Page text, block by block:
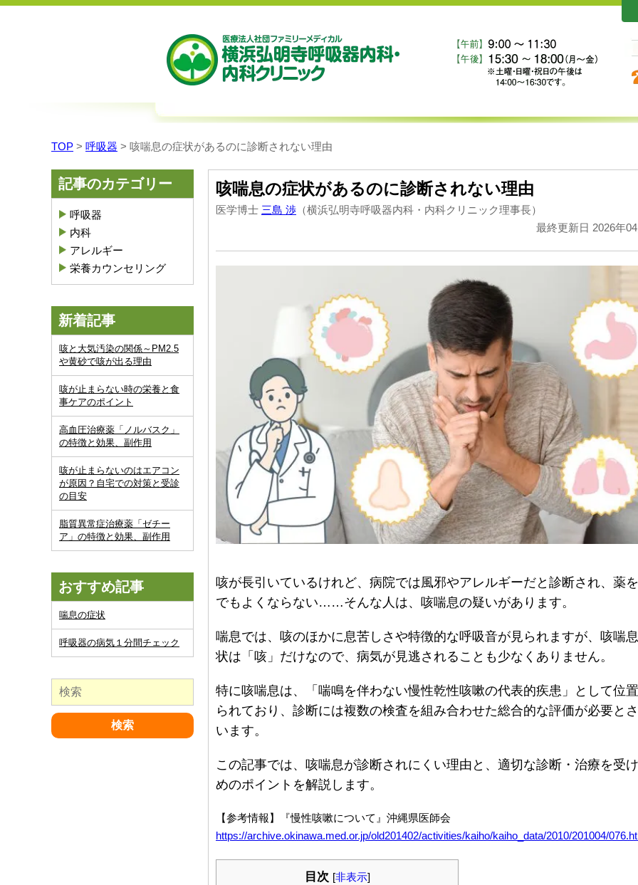
TOP > 呼吸器 > 咳喘息の症状があるのに診断されない理由
咳喘息の症状があるのに診断されない理由
医学博士 三島 渉 （横浜弘明寺呼吸器内科・内科クリニック理事長）
最終更新日 2026年
咳が長引いているけれど、病院では風邪やアレルギーだと診断され、薬
でもよくならない……そんな人は、咳喘息の疑いがあります。
喘息では、咳のほかに息苦しさや特徴的な呼吸音が見られますが、咳喘
状は「咳」だけなので、病気が見逃されることも少なくありません。
特に咳喘息は、「喘鳴を伴わない慢性乾性咳嗽の代表的疾患」として位
られており、診断には複数の検査を組み合わせた総合的な評価が必要と
います。
この記事では、咳喘息が診断されにくい理由と、適切な診断・治療を受
めのポイントを解説します。
【参考情報】『慢性咳嗽について』沖縄県医師会
https://archive.okinawa.med.or.jp/old201402/activities/kaiho/kaiho_data/2010/201004/
目次 [非表示]
記事のカテゴリー
呼吸器
内科
アレルギー
栄養カウンセリング
新着記事
咳と大気汚染の関係～PM2.5
や黄砂で咳が出る理由
咳が止まらない時の栄養と食
事ケアのポイント
高血圧治療薬「ノルバスク」
の特徴と効果、副作用
咳が止まらないのはエアコン
が原因？自宅での対策と受診
の目安
脂質異常症治療薬「ゼチー
ア」の特徴と効果、副作用
おすすめ記事
喘息の症状
呼吸器の病気１分間チェック